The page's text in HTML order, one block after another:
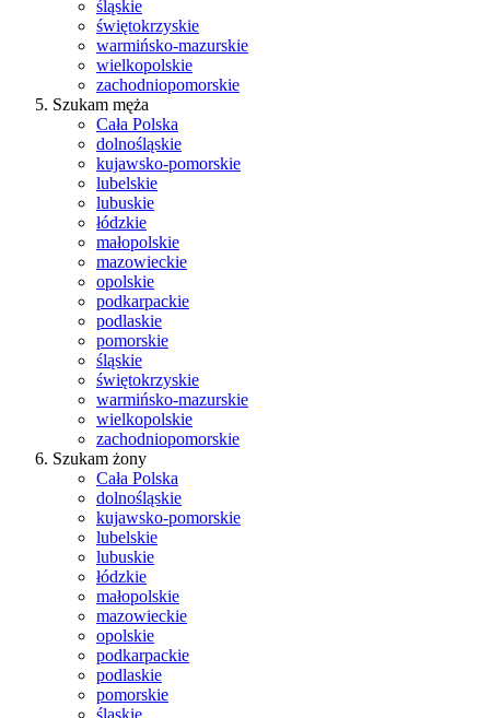
śląskie
świętokrzyskie
warmińsko-mazurskie
wielkopolskie
zachodniopomorskie
Szukam męża
Cała Polska
dolnośląskie
kujawsko-pomorskie
lubelskie
lubuskie
łódzkie
małopolskie
mazowieckie
opolskie
podkarpackie
podlaskie
pomorskie
śląskie
świętokrzyskie
warmińsko-mazurskie
wielkopolskie
zachodniopomorskie
Szukam żony
Cała Polska
dolnośląskie
kujawsko-pomorskie
lubelskie
lubuskie
łódzkie
małopolskie
mazowieckie
opolskie
podkarpackie
podlaskie
pomorskie
śląskie